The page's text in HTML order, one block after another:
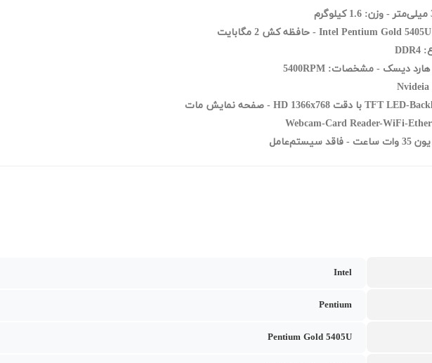
Intel Pentium Gold 5405U
Intel
Pentium
Pentium Gold 5405U